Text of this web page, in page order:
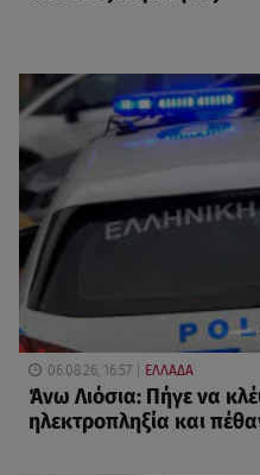
06.08.26, 16:57 ΕΛΛΑΔΑ
Άνω Λιόσια: Πήγε να
ηλεκτροπληξία και